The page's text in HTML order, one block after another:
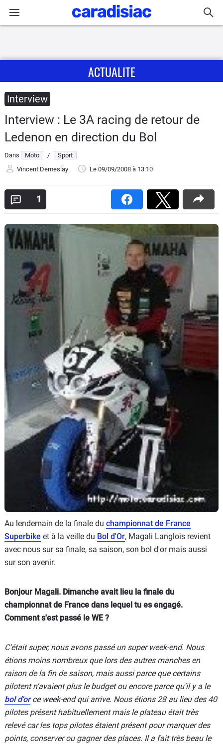
Actu
Essais
Avis
Forum
Scooters
&
125
Marques
Services
ACTUALITE
Interview
Interview : Le 3A racing de retour de
Ledenon en direction du Bol
Dans Moto /
Sport
Vincent Demeslay
Le 09/09/2008 à 13:10
1
Au lendemain de la finale du championnat de France
Superbike et à la veille du Bol d'Or, Magali Langlois revient
avec nous sur sa finale, sa saison, son bol d'or mais aussi
sur son avenir.
Bonjour Magali. Dimanche avait lieu la finale du
championnat de France dans lequel tu es engagé.
Comment s'est passé le WE ?
C'était super, nous avons passé un super week-end. Nous
étions moins nombreux que lors des autres manches en
raison de la fin de saison, mais aussi parce que certains
pilotent n'avaient plus le budget ou encore parce qu'il y a le
bol d'orce week-end qui arrive. Nous étions 28 au lieu des 40
pilotes présent habituellement mais le plateau était très
relevé car les tops pilotes étaient présent pour marquer des
points, conserver ou gagner des places. Il a fait très beau le